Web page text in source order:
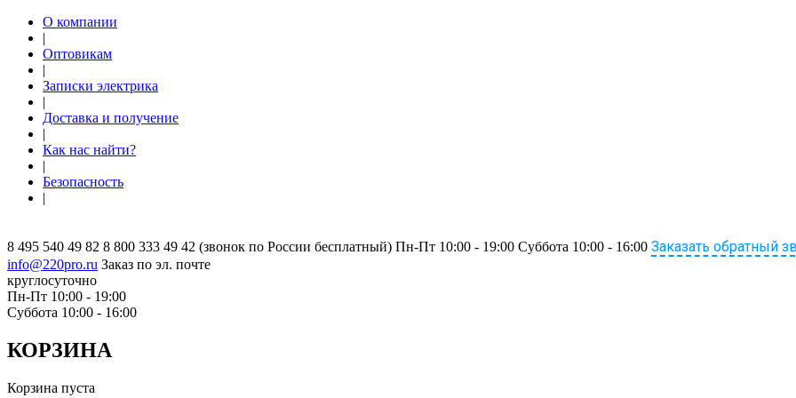
О компании
|
Оптовикам
|
Записки электрика
|
Доставка и получение
|
Как нас найти?
|
Безопасность
|
8 495 540 49 82 8 800 333 49 42 (звонок по России бесплатный) Пн-Пт 10:00 - 19:00 Суббота 10:00 - 16:00 Заказать обратный
info@220pro.ru Заказ по эл. почте
круглосуточно
Пн-Пт 10:00 - 19:00
Суббота 10:00 - 16:00
КОРЗИНА
Корзина пуста